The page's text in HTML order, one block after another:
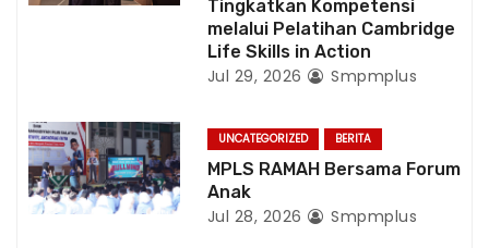
Tingkatkan Kompetensi
melalui Pelatihan Cambridge
Life Skills in Action
Jul 29, 2026 Smpmplus
UNCATEGORIZED BERITA
MPLS RAMAH Bersama Forum
Anak
Jul 28, 2026 Smpmplus